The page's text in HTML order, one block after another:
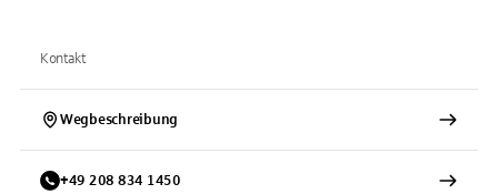
Kontakt
Wegbeschreibung
+49 208 834 1450